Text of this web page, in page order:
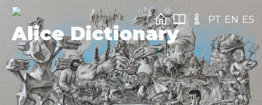
Alice Dictionary
PT EN ES